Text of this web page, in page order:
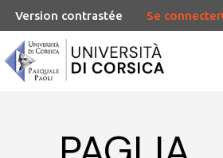
Version contrastée Se connecter